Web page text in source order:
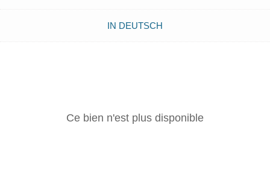
IN DEUTSCH
Ce bien n'est plus disponible